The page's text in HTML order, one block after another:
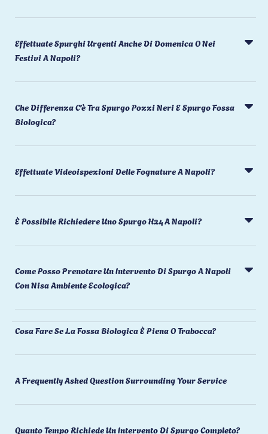
Effettuate Spurghi Urgenti Anche Di Domenica O Nei
Festivi A Napoli?
Che Differenza C'è Tra Spurgo Pozzi Neri E Spurgo Fossa
Biologica?
Effettuate Videoispezioni Delle Fognature A Napoli?
È Possibile Richiedere Uno Spurgo H24 A Napoli?
Come Posso Prenotare Un Intervento Di Spurgo A Napoli
Con Nisa Ambiente Ecologica?
Cosa Fare Se La Fossa Biologica È Piena O Trabocca?
A Frequently Asked Question Surrounding Your Service
Quanto Tempo Richiede Un Intervento Di Spurgo Completo?